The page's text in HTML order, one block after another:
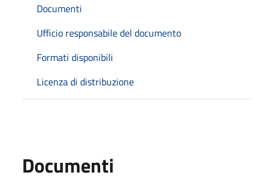
Documenti
Ufficio responsabile del documento
Formati disponibili
Licenza di distribuzione
Documenti